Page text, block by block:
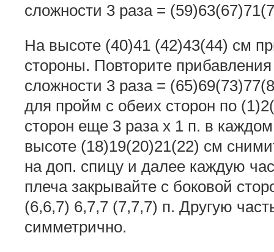
сложности 3 раза =
На высоте (40)41 (42)43(44) см
стороны. Повторите
сложности 3 раза =
для пройм с обеих сторон по
сторон еще 3 раза х 1 п. в
высоте (18)19(20)21(22) см
на доп. спицу и далее каждую
плеча закрывайте с боковой
(6,6,7) 6,7,7 (7,7,7) п. Другую
симметрично.